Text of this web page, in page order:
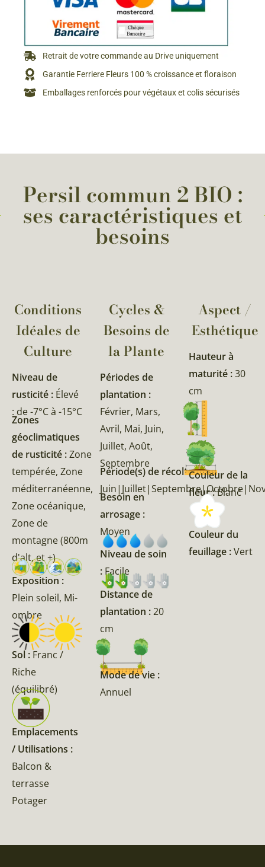
Retrait de votre commande au Drive uniquement
Garantie Ferriere Fleurs 100 % croissance et floraison
Emballages renforcés pour végétaux et colis sécurisés
Persil commun 2 BIO :
ses caractéristiques et
besoins
Conditions
Idéales de
Culture
Niveau de
rusticité : Élevé
: de -7°C à -15°C
Zones
géoclimatiques
de rusticité :Zone
tempérée, Zone
méditerranéenne,
Zone océanique,
Zone de
montagne (800m
d'alt, et +)
Exposition :
Plein soleil, Mi-
ombre
Sol : Franc /
Riche
(équilibré)
Emplacements
/ Utilisations :
Balcon &
terrasse
Potager
Cycles &
Besoins de
la Plante​
Périodes de
plantation :
Février, Mars,
Avril, Mai, Juin,
Juillet, Août,
Septembre
Période(s) de récolte :
Besoin en
arrosage :
Moyen
Niveau de soin
: Facile
Distance de
plantation :20
cm
Mode de vie :
Annuel
Aspect /
Esthétique
Hauteur à
maturité :30
cm
Couleur de la
fleur :Blanc
Couleur du
feuillage :Vert